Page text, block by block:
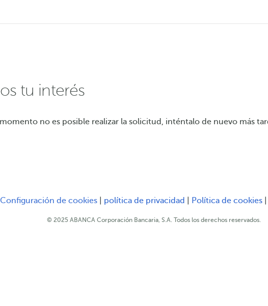
tu interés
no es posible realizar la solicitud, inténtalo de nuevo más
Configuración de cookies| política de privacidad Serás redirigido a
Política de cookies|
© 2025 ABANCA Corporación Bancaria, S.A. Todos los derechos reservados.